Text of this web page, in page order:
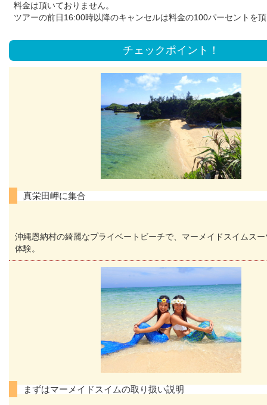
料金は頂いておりません。
ツアーの前日16:00時以降のキャンセルは料金の100パーセントを
チェックポイント！
真栄田岬に集合
沖縄恩納村の綺麗なプライベートビーチで、マーメイドスイムス
体験。
まずはマーメイドスイムの取り扱い説明